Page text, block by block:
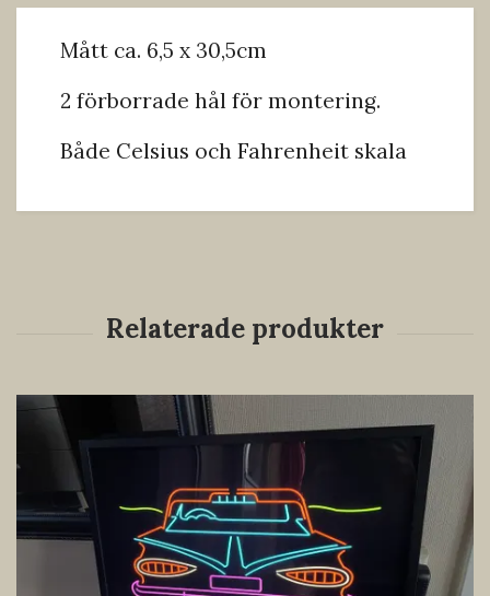
Mått ca. 6,5 x 30,5cm
2 förborrade hål för montering.
Både Celsius och Fahrenheit skala